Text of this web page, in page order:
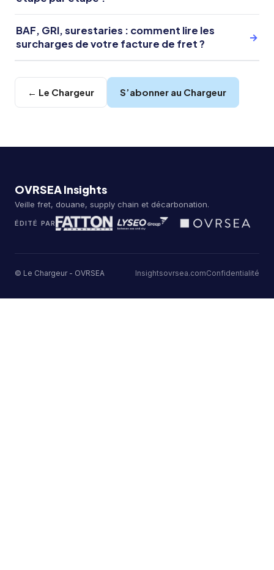
BAF, GRI, surestaries : comment lire les
surcharges de votre facture de fret ?
→
← Le Chargeur S’abonner au Chargeur
OVRSEA Insights
Veille fret, douane, supply chain et décarbonation.
ÉDITÉ PAR
© Le Chargeur - OVRSEA Insightsovrsea.comConfidentialité